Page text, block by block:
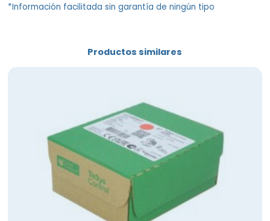
*Información facilitada sin garantía de ningún tipo
Productos similares